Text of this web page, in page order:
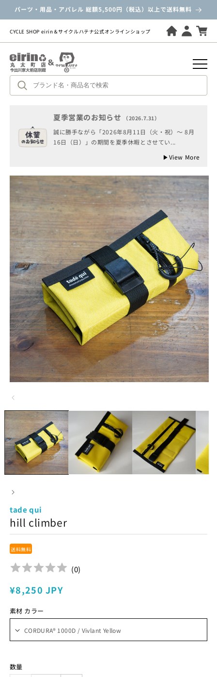
に
進
む
パーツ・用品・アパレル 総額5,500円（税込）以上で送料無料
CYCLE SHOP eirin＆サイクルハテナ公式オンラインショップ
夏季営業のお知らせ （2026.7.31）
誠に勝手ながら「2026年8月11日（火・祝）～ 8月
16日（日）」の期間を夏季休暇とさせてい...
▶View More
品
に
ス
キ
ッ
プ
tade qui
hill climber
送料無料
(0)
通
価
¥8,250 JPY
素材 カラー
数量